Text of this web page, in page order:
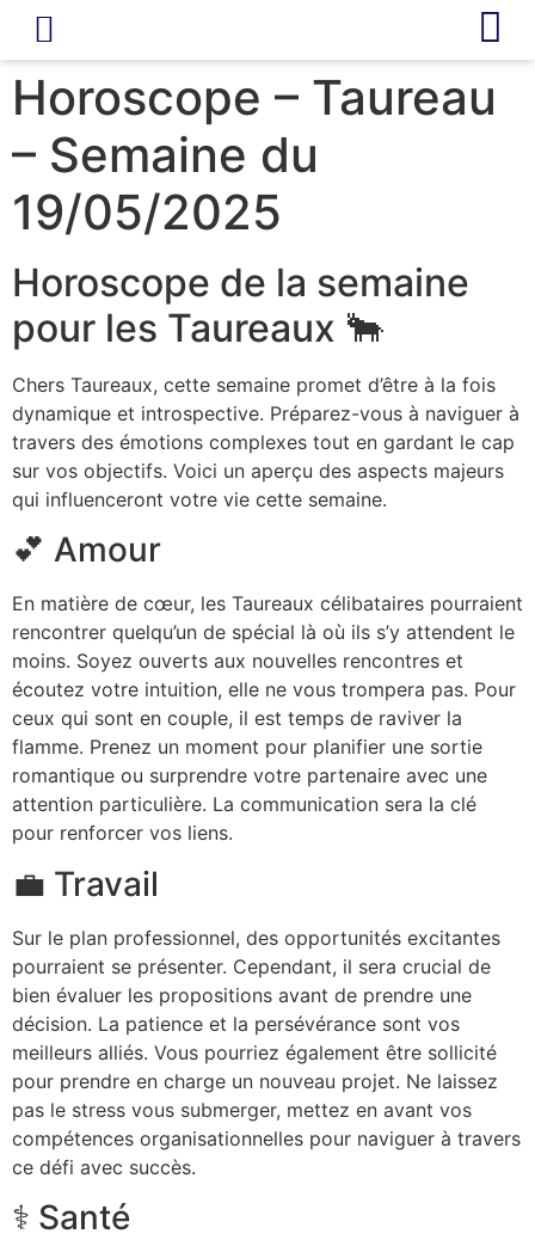
Horoscope – Taureau
– Semaine du
19/05/2025
Horoscope de la semaine
pour les Taureaux 🐂
Chers Taureaux, cette semaine promet d’être à la fois
dynamique et introspective. Préparez-vous à naviguer à
travers des émotions complexes tout en gardant le cap
sur vos objectifs. Voici un aperçu des aspects majeurs
qui influenceront votre vie cette semaine.
💕 Amour
En matière de cœur, les Taureaux célibataires pourraient
rencontrer quelqu’un de spécial là où ils s’y attendent le
moins. Soyez ouverts aux nouvelles rencontres et
écoutez votre intuition, elle ne vous trompera pas. Pour
ceux qui sont en couple, il est temps de raviver la
flamme. Prenez un moment pour planifier une sortie
romantique ou surprendre votre partenaire avec une
attention particulière. La communication sera la clé
pour renforcer vos liens.
💼 Travail
Sur le plan professionnel, des opportunités excitantes
pourraient se présenter. Cependant, il sera crucial de
bien évaluer les propositions avant de prendre une
décision. La patience et la persévérance sont vos
meilleurs alliés. Vous pourriez également être sollicité
pour prendre en charge un nouveau projet. Ne laissez
pas le stress vous submerger, mettez en avant vos
compétences organisationnelles pour naviguer à travers
ce défi avec succès.
⚕️ Santé